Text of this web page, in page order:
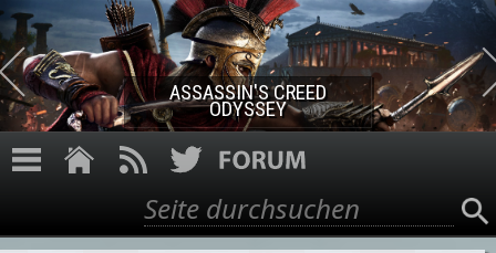
Direkt zum Inhalt
ASSASSIN'S CREED ROGUE
REMASTERED
Suchformular
Suche